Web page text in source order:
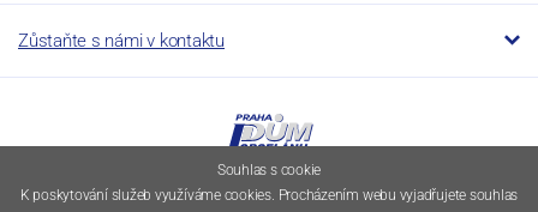
Zůstaňte s námi v kontaktu
Souhlas s cookie
K poskytování služeb využíváme cookies. Procházením webu vyjadřujete souhlas